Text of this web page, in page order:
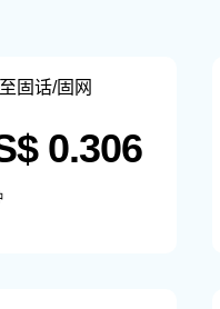
固话/固网
0.306